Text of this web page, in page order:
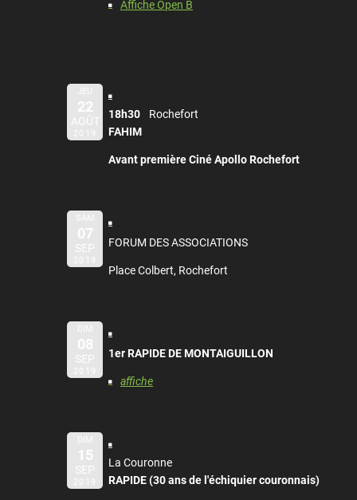
Affiche Open B
JEU
22
AOÛT
2019
18h30
Rochefort
FAHIM
Avant première Ciné Apollo Rochefort
SAM
07
SEP
2019
FORUM DES ASSOCIATIONS
Place Colbert, Rochefort
DIM
08
SEP
2019
1er RAPIDE DE MONTAIGUILLON
affiche
DIM
15
SEP
2019
La Couronne
RAPIDE (30 ans de l'échiquier couronnais)